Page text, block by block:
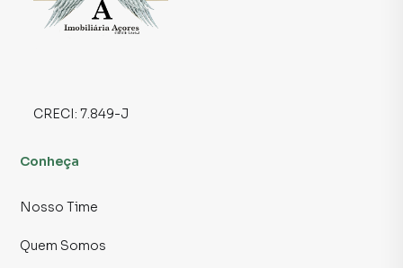
• Ambiente iluminado, arejado e com sensação de
amplitude
• Localizada exatamente em frente ao Metrô Belém
• Visibilidade excepcional e fluxo intenso de pessoas
facilidades
presença estratégica
CRECI: 7.849-J
Conheça
Nosso Time
Quem Somos